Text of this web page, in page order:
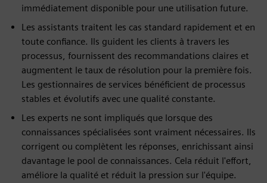
immédiatement disponible pour une utilisation future.
Les assistants traitent les cas standard rapidement et en
toute confiance. Ils guident les clients à travers les
processus, fournissent des recommandations claires et
augmentent le taux de résolution pour la première fois.
Les gestionnaires de services bénéficient de processus
stables et évolutifs avec une qualité constante.
Les experts ne sont impliqués que lorsque des
connaissances spécialisées sont vraiment nécessaires. Ils
corrigent ou complètent les réponses, enrichissant ainsi
davantage le pool de connaissances. Cela réduit l'effort,
améliore la qualité et réduit la pression sur l'équipe.